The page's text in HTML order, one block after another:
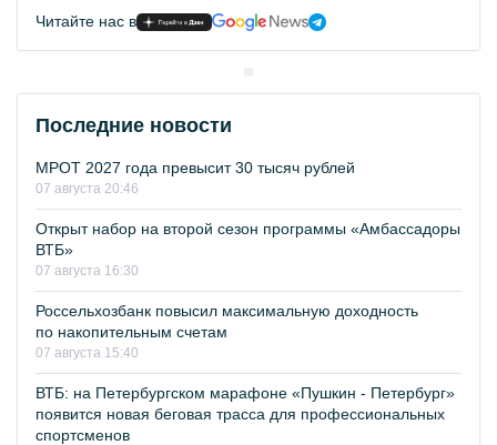
Читайте нас в
Последние новости
МРОТ 2027 года превысит 30 тысяч рублей
07 августа 20:46
Открыт набор на второй сезон программы «Амбассадоры
ВТБ»
07 августа 16:30
Россельхозбанк повысил максимальную доходность
по накопительным счетам
07 августа 15:40
ВТБ: на Петербургском марафоне «Пушкин - Петербург»
появится новая беговая трасса для профессиональных
спортсменов